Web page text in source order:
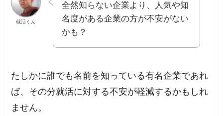
就活くん
全然知らない企業より、人気や知
名度がある企業の方が不安がない
かも？
たしかに誰でも名前を知っている有名企業であれ
ば、その分就活に対する不安が軽減するかもしれ
ません。